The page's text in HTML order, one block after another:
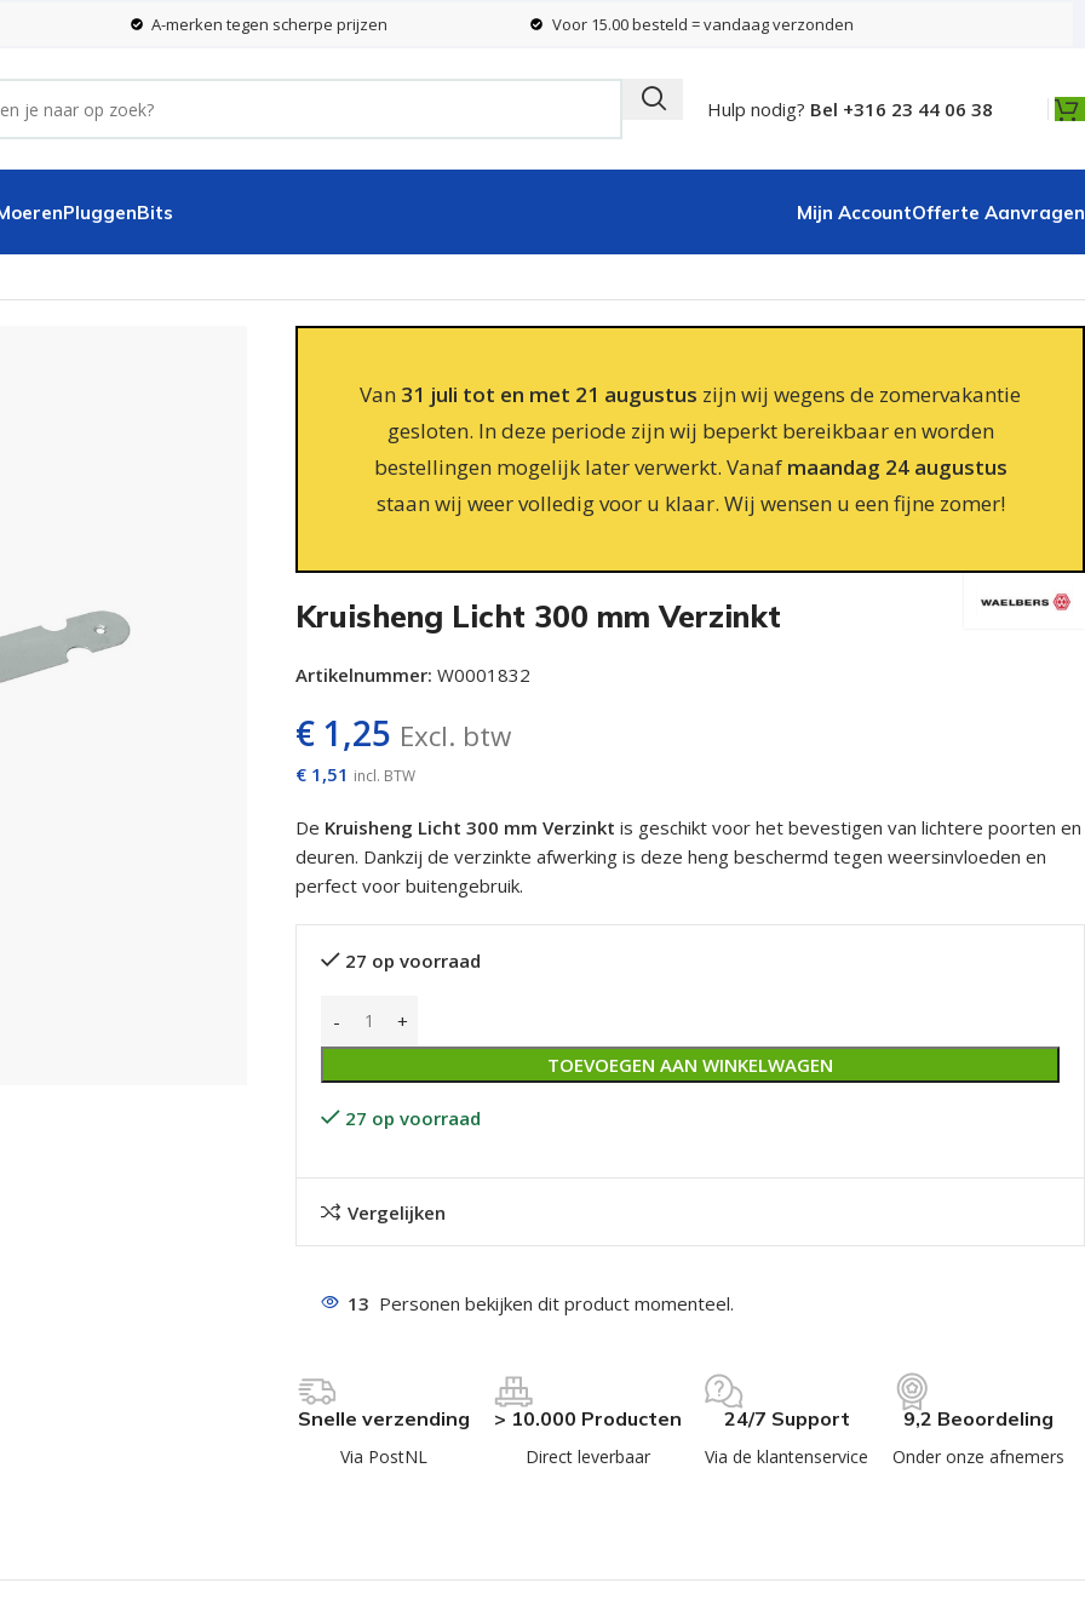
A-merken tegen scherpe prijzen Voor 15.00 besteld = vandaag verzonden
Hulp nodig? Bel +316 23 44 06 38
PluggenBits Mijn AccountOfferte Aanvragen
Van 31 juli tot en met 21 augustus zijn wij wegens de zomervakantie
gesloten. In deze periode zijn wij beperkt bereikbaar en worden
bestellingen mogelijk later verwerkt. Vanaf maandag 24 augustus
staan wij weer volledig voor u klaar. Wij wensen u een fijne zomer!
Kruisheng Licht 300 mm Verzinkt
Artikelnummer: W0001832
€ 1,25 Excl. btw
€ 1,51 incl. BTW
De Kruisheng Licht 300 mm Verzinkt is geschikt voor het bevestigen van lichtere poorten en
deuren. Dankzij de verzinkte afwerking is deze heng beschermd tegen weersinvloeden en
perfect voor buitengebruik.
27 op voorraad
TOEVOEGEN AAN WINKELWAGEN
27 op voorraad
Vergelijken
13 Personen bekijken dit product momenteel.
Snelle verzending
Via PostNL
> 10.000 Producten
Direct leverbaar
24/7 Support
Via de klantenservice
9,2 Beoordeling
Onder onze afnemers